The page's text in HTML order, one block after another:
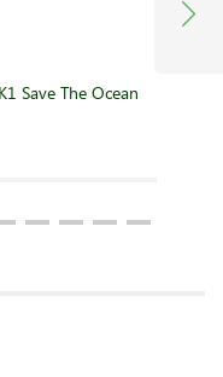
Save The Ocean